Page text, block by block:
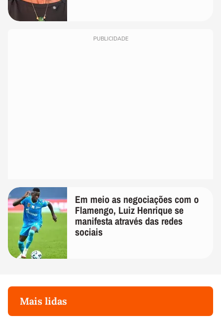
PUBLICIDADE
Em meio as negociações com o
Flamengo, Luiz Henrique se
manifesta através das redes
sociais
Mais lidas